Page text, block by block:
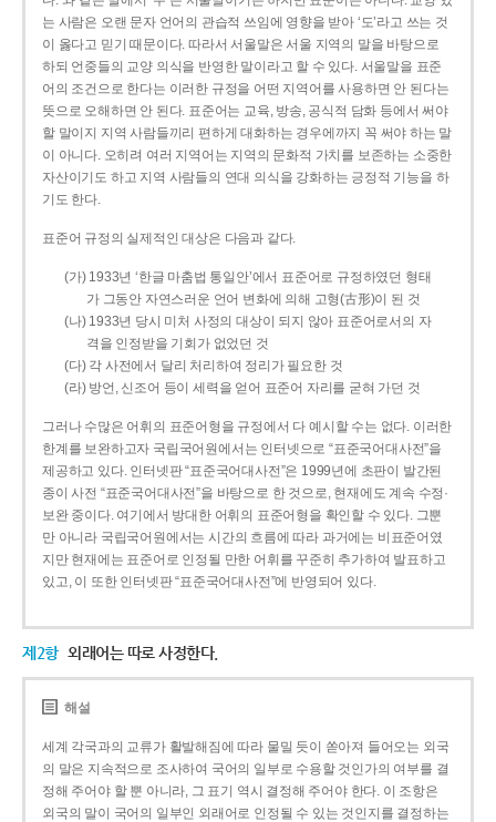
는 사람은 오랜 문자 언어의 관습적 쓰임에 영향을 받아 ‘도’라고 쓰는 것
이 옳다고 믿기 때문이다. 따라서 서울말은 서울 지역의 말을 바탕으로
하되 언중들의 교양 의식을 반영한 말이라고 할 수 있다. 서울말을 표준
어의 조건으로 한다는 이러한 규정을 어떤 지역어를 사용하면 안 된다는
뜻으로 오해하면 안 된다. 표준어는 교육, 방송, 공식적 담화 등에서 써야
할 말이지 지역 사람들끼리 편하게 대화하는 경우에까지 꼭 써야 하는 말
이 아니다. 오히려 여러 지역어는 지역의 문화적 가치를 보존하는 소중한
자산이기도 하고 지역 사람들의 연대 의식을 강화하는 긍정적 기능을 하
기도 한다.
표준어 규정의 실제적인 대상은 다음과 같다.
(가) 1933년 ‘한글 마춤법 통일안’에서 표준어로 규정하였던 형태
가 그동안 자연스러운 언어 변화에 의해 고형(古形)이 된 것
(나) 1933년 당시 미처 사정의 대상이 되지 않아 표준어로서의 자
격을 인정받을 기회가 없었던 것
(다) 각 사전에서 달리 처리하여 정리가 필요한 것
(라) 방언, 신조어 등이 세력을 얻어 표준어 자리를 굳혀 가던 것
그러나 수많은 어휘의 표준어형을 규정에서 다 예시할 수는 없다. 이러한
한계를 보완하고자 국립국어원에서는 인터넷으로 “표준국어대사전”을
제공하고 있다. 인터넷판 “표준국어대사전”은 1999년에 초판이 발간된
종이 사전 “표준국어대사전”을 바탕으로 한 것으로, 현재에도 계속 수정·
보완 중이다. 여기에서 방대한 어휘의 표준어형을 확인할 수 있다. 그뿐
만 아니라 국립국어원에서는 시간의 흐름에 따라 과거에는 비표준어였
지만 현재에는 표준어로 인정될 만한 어휘를 꾸준히 추가하여 발표하고
있고, 이 또한 인터넷판 “표준국어대사전”에 반영되어 있다.
제2항 외래어는 따로 사정한다.
해설
세계 각국과의 교류가 활발해짐에 따라 물밀 듯이 쏟아져 들어오는 외국
의 말은 지속적으로 조사하여 국어의 일부로 수용할 것인가의 여부를 결
정해 주어야 할 뿐 아니라, 그 표기 역시 결정해 주어야 한다. 이 조항은
외국의 말이 국어의 일부인 외래어로 인정될 수 있는 것인지를 결정하는